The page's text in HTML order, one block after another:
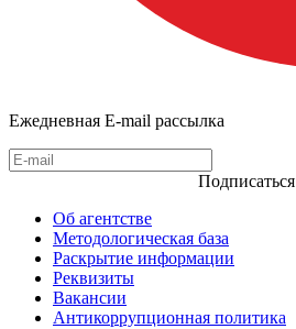
Ежедневная E-mail рассылка
Подписаться
Об агентстве
Методологическая база
Раскрытие информации
Реквизиты
Вакансии
Антикоррупционная политика